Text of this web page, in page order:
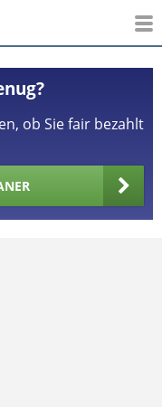
ob Sie fair bezahlt